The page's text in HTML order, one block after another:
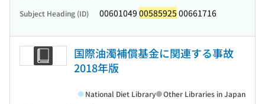
Subject Heading (ID) 00601049 00585925 00661716
国際油濁補償基金に関連する事故
2018年版
National Diet Library Other Libraries in Japan